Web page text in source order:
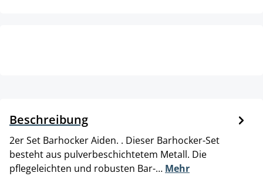
Beschreibung
2er Set Barhocker Aiden. . Dieser Barhocker-Set
besteht aus pulverbeschichtetem Metall. Die
pflegeleichten und robusten Bar-… Mehr